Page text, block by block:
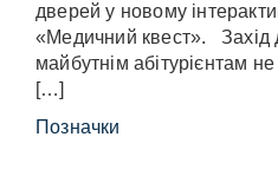
дверей у новому
«Медичний квест». Захід
майбутнім абітурієнтам
[…]
Позначки